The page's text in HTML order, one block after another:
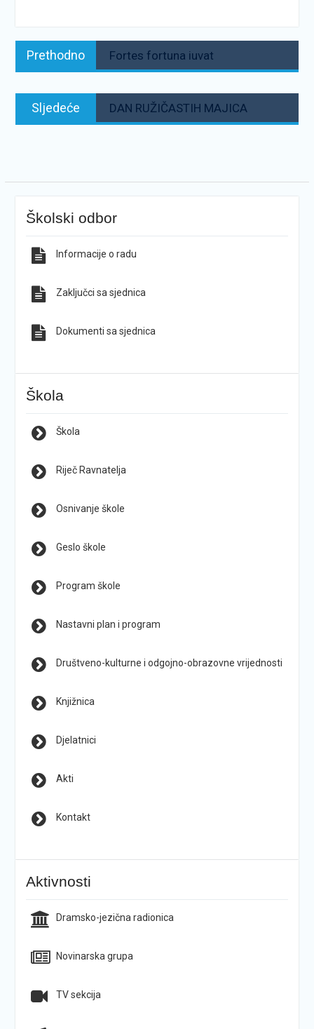
Navigacija
objava
Prethodno Prethodno:
Fortes fortuna iuvat
Sljedeće DAN RUŽIČASTIH MAJICA
Školski odbor
Informacije o radu
Zaključci sa sjednica
Dokumenti sa sjednica
Škola
Škola
Riječ Ravnatelja
Osnivanje škole
Geslo škole
Program škole
Nastavni plan i program
Društveno-kulturne i odgojno-obrazovne vrijednosti
Knjižnica
Djelatnici
Akti
Kontakt
Aktivnosti
Dramsko-jezična radionica
Novinarska grupa
TV sekcija